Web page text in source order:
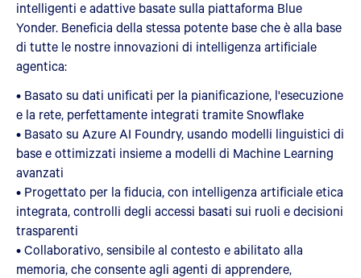
intelligenti e adattive basate sulla piattaforma Blue
Yonder. Beneficia della stessa potente base che è alla base
di tutte le nostre innovazioni di intelligenza artificiale
agentica:
• Basato su dati unificati per la pianificazione, l'esecuzione
e la rete, perfettamente integrati tramite Snowflake
• Basato su Azure AI Foundry, usando modelli linguistici di
base e ottimizzati insieme a modelli di Machine Learning
avanzati
• Progettato per la fiducia, con intelligenza artificiale etica
integrata, controlli degli accessi basati sui ruoli e decisioni
trasparenti
• Collaborativo, sensibile al contesto e abilitato alla
memoria, che consente agli agenti di apprendere,